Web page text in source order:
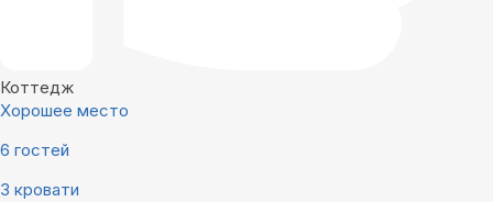
Коттедж
Хорошее место
6 гостей
3 кровати